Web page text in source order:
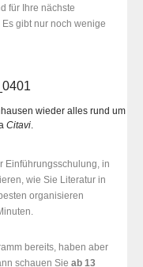
für Ihre nächste
gibt nur noch wenige
wieder alles rund um
Citavi.
Einführungsschulung, in
wie Sie Literatur in
organisieren
bereits, haben aber
schauen Sie ab 13